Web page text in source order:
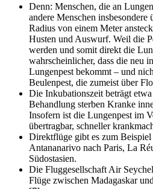
Denn: Menschen, die an
andere Menschen
Radius von einem Meter
Husten und Auswurf. Weil die
werden und somit direkt die
wahrscheinlicher, dass die neu
Lungenpest bekommt – und
Beulenpest, die zumeist über
Die Inkubationszeit beträgt
Behandlung sterben Kranke
Insofern ist die Lungenpest im
übertragbar, schneller
Direktflüge gibt es zum
Antananarivo nach Paris, La
Südostasien.
Die Fluggesellschaft Air
Flüge zwischen Madagaskar